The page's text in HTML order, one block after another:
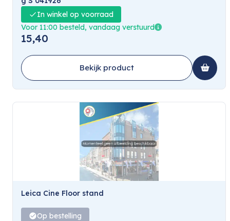
In winkel op voorraad
Voor 11:00 besteld, vandaag verstuurd
15,40
Bekijk product
Leica Cine Floor stand
Op bestelling